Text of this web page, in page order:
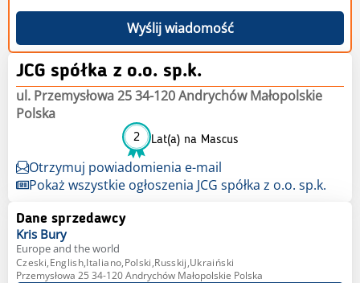
Wyślij wiadomość
JCG spółka z o.o. sp.k.
ul. Przemysłowa 25 34-120 Andrychów Małopolskie
Polska
2 Lat(a) na Mascus
Otrzymuj powiadomienia e-mail
Pokaż wszystkie ogłoszenia JCG spółka z o.o. sp.k.
Dane sprzedawcy
Kris Bury
Europe and the world
Czeski,English,Italiano,Polski,Russkij,Ukraiński
Przemysłowa 25 34-120 Andrychów Małopolskie Polska